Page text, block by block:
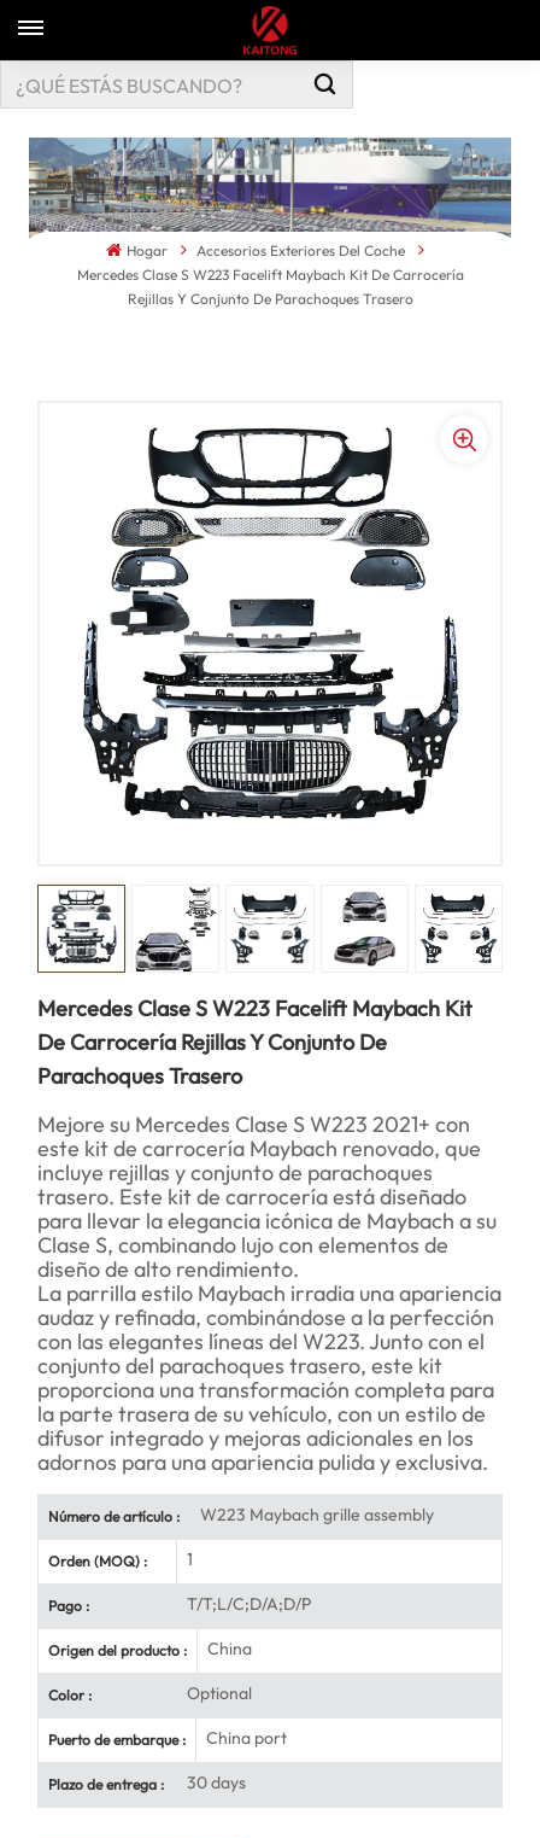
Hogar
Accesorios Exteriores Del Coche
Mercedes Clase S W223 Facelift Maybach Kit De Carrocería
Rejillas Y Conjunto De Parachoques Trasero
Mercedes Clase S W223 Facelift Maybach Kit
De Carrocería Rejillas Y Conjunto De
Parachoques Trasero
Mejore su Mercedes Clase S W223 2021+ con
este kit de carrocería Maybach renovado, que
incluye rejillas y conjunto de parachoques
trasero. Este kit de carrocería está diseñado
para llevar la elegancia icónica de Maybach a su
Clase S, combinando lujo con elementos de
diseño de alto rendimiento.
La parrilla estilo Maybach irradia una apariencia
audaz y refinada, combinándose a la perfección
con las elegantes líneas del W223. Junto con el
conjunto del parachoques trasero, este kit
proporciona una transformación completa para
la parte trasera de su vehículo, con un estilo de
difusor integrado y mejoras adicionales en los
adornos para una apariencia pulida y exclusiva.
Número de artículo : W223 Maybach grille assembly
Orden (MOQ) : 1
Pago : T/T;L/C;D/A;D/P
Origen del producto : China
Color : Optional
Puerto de embarque : China port
Plazo de entrega : 30 days